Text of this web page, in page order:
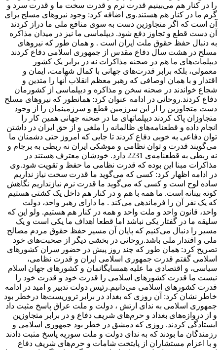
را در کنار هم می‌بینیم قدرت نرم و قدرت سخت ما و قدرت سرد و
گرم ما در کنار هم هستند.وی اضافه کرد: وجود نیروهای مسلح برای
آن است که اگر متجاوزین دست به سوی منافع ملی ما دراز کردند
آن دست قطع و تجاوز دفع شود. دیپلماسی ما نیز در میدان مذاکره
به دنبال حفظ حقوق ملت ایران است . و همان طور که نیروهای
مسلح در هشت سال دفاع مقدس از جمهوری اسلامی دفاع کردند
دیپلمات‌های ما هم در صحنه مذاکرات نه در برابر یک کشور
معمولی، بلکه برابر قدرت‌های جهانی با کمال شهامت، ایمان و
اقتدار و با همان اوصافی که رهبر معظم انقلاب آنها را متدین و
شجاع خواندند در صحنه سخن و مذاکره و دیپلماسی از کشورمان
دفاع کردند.روحانی در ادامه عنوان کرد: ‌همانطور که نیروهای مسلح
دست متجاوزین را از این سرزمین قطع و سرزمینمان را از وجود
متجاوزان پاک کردند دیپلماتهای ما در صحنه جهانی همین کار را
انجام داده و قطعنامه‌های ظالمانه را ملغی و از حق ایران در داشتن
توان دفاعی به خوبی دفاع کردند تا جایی که امروز حتی دشمنان ما
می‌گویند قدرت و توان نظامی و موشکی ایران نه ربطی به برجام و
نه ربطی به قطعنامه‌ی 2231 دارد. خودشان معترف هستند در
مذاکرات مبنا این بوده که قدرت نظامی ما حفظ و تقویت شود.وی
در ادامه اظهار کرد: کسی که می‌گوید ما قدرت سخت نیاز نداریم
ساده لوح است و کسی که می‌گوید ما قدرت نرم نیازنداریم نگاهش
کوته بینانه است. ما همه با هم و در کنار هم داخل یک کشتی هستیم
که یک نفر آن را فرماندهی می‌کند . ما دارای رهبر واحد، دولت
واحد، قانون واحد و ملت واحد و همه در کنار هم هستیم. ولو این که
سلیقه ما در گفتار یکی نباشد اما قطعا اهداف ما یکی است و یک
مسیر را دنبال می‌کنیم که پایان آن مسیر حفظ حقوق مردم مصالح
ملی و اقتدار ملی باشد.روحانی در بخشی دیگر از صحبت‌های خود
تصریح کرد:‌ همان طور که چند روز پیش در حضور سران کشورهای
اسلامی گفتم قدرت جمهوری اسلامی ایران و قدرت نظامی،
سیاسی، و اقتصادی ما علیه همسایگانمان و کشورهای جهان اسلام
نیست ما قدرت کشورهای اسلامی را قدرت خود و قدرت خود را
قدرت کشورهای اسلامی می‌دانیم.رئیس دولت تدبیر و امید در ادامه
خاطر نشان کرد: آن روزی که بغداد در برابر تروریست‌ها درخطر بود
جمهوری اسلامی به ندای ارتش ، دولت و ملت عراق پاسخ مثبت داد
و از دروازه‌های بغداد و حرم‌های شریف دفاع و در برابر متجاوزین
ایستادگی کردند. روزی که دمشق در خطر بود جمهوری اسلامی و
رزمندگان ما بودند که به ندای دولت و ملت سوریه پاسخ مثبت دادند
و با اعزام مستشاران از پایتخت شامات و حرم‌های شریف دفاع